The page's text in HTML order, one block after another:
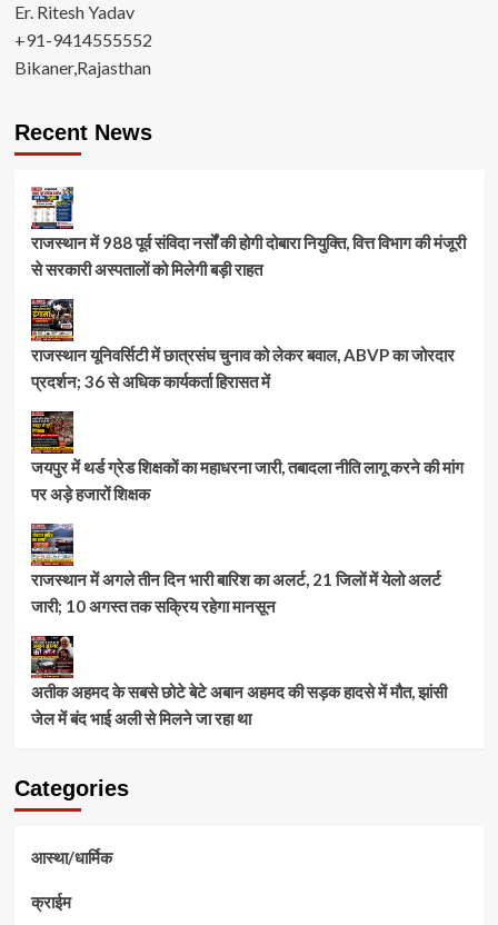
Er. Ritesh Yadav
+91-9414555552
Bikaner,Rajasthan
Recent News
राजस्थान में 988 पूर्व संविदा नर्सों की होगी दोबारा नियुक्ति, वित्त विभाग की मंजूरी
से सरकारी अस्पतालों को मिलेगी बड़ी राहत
राजस्थान यूनिवर्सिटी में छात्रसंघ चुनाव को लेकर बवाल, ABVP का जोरदार
प्रदर्शन; 36 से अधिक कार्यकर्ता हिरासत में
जयपुर में थर्ड ग्रेड शिक्षकों का महाधरना जारी, तबादला नीति लागू करने की मांग
पर अड़े हजारों शिक्षक
राजस्थान में अगले तीन दिन भारी बारिश का अलर्ट, 21 जिलों में येलो अलर्ट
जारी; 10 अगस्त तक सक्रिय रहेगा मानसून
अतीक अहमद के सबसे छोटे बेटे अबान अहमद की सड़क हादसे में मौत, झांसी
जेल में बंद भाई अली से मिलने जा रहा था
Categories
आस्था/धार्मिक
क्राईम